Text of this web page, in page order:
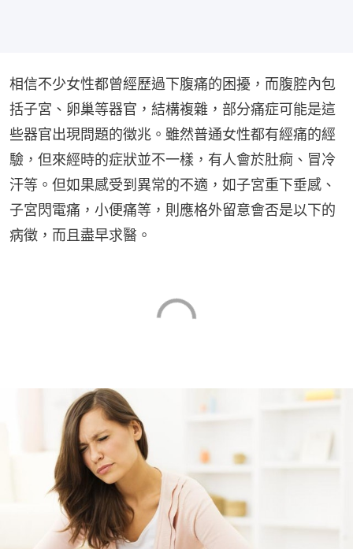
相信不少女性都曾經歷過下腹痛的困擾，而腹腔內包
括子宮、卵巢等器官，結構複雜，部分痛症可能是這
些器官出現問題的徵兆。雖然普通女性都有經痛的經
驗，但來經時的症狀並不一樣，有人會於肚痾、冒冷
汗等。但如果感受到異常的不適，如子宮重下垂感、
子宮閃電痛，小便痛等，則應格外留意會否是以下的
病徵，而且盡早求醫。